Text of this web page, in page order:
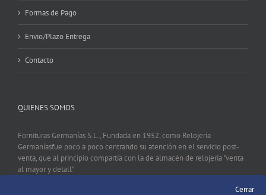
Formas de Pago
Envio/Plazo Entrega
Contacto
QUIENES SOMOS
Fornituras Germanías S.L., Fundada en 1952, como Relojería
Germaníasfue poco a poco centrando su atención en el servicio post-
venta, que al principio compartía con la de almacén de relojería "venta
al mayor y detall".
Cerrar